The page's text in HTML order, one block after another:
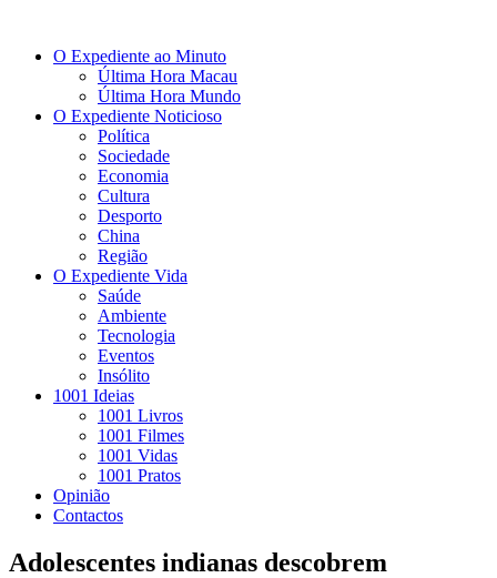
O Expediente ao Minuto
Última Hora Macau
Última Hora Mundo
O Expediente Noticioso
Política
Sociedade
Economia
Cultura
Desporto
China
Região
O Expediente Vida
Saúde
Ambiente
Tecnologia
Eventos
Insólito
1001 Ideias
1001 Livros
1001 Filmes
1001 Vidas
1001 Pratos
Opinião
Contactos
Adolescentes indianas descobrem